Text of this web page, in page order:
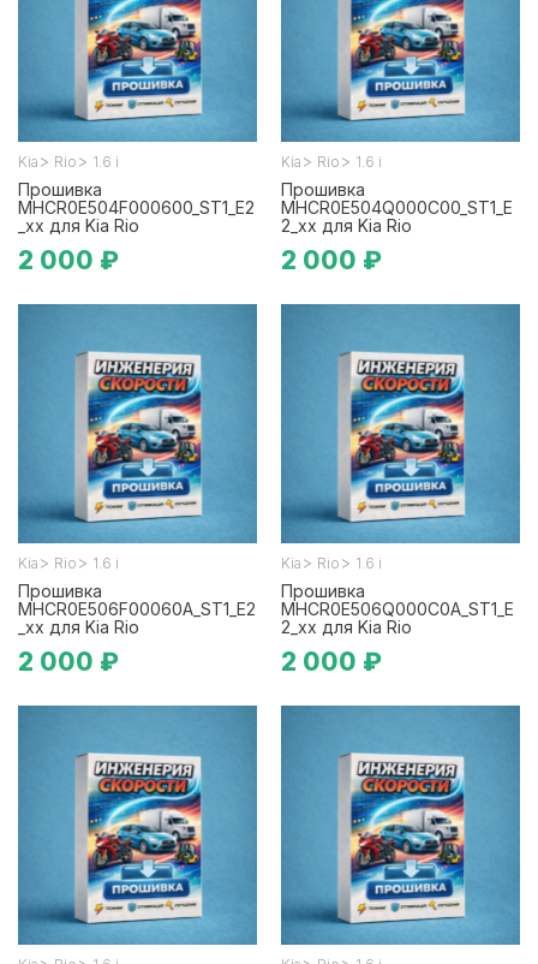
Kia > Rio > 1.6 i
Прошивка
MHCR0E504F000600_ST1_E2
_xx для Kia Rio
2 000 ₽
Kia > Rio > 1.6 i
Прошивка
MHCR0E504Q000C00_ST1_E
2_xx для Kia Rio
2 000 ₽
Kia > Rio > 1.6 i
Прошивка
MHCR0E506F00060A_ST1_E2
_xx для Kia Rio
2 000 ₽
Kia > Rio > 1.6 i
Прошивка
MHCR0E506Q000C0A_ST1_E
2_xx для Kia Rio
2 000 ₽